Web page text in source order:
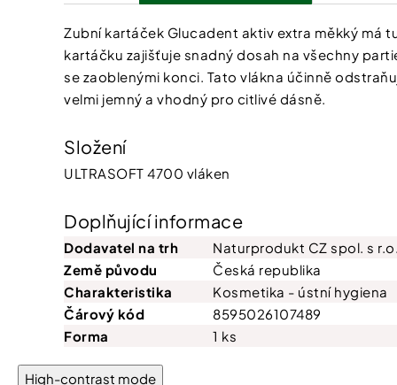
Zubní kartáček Glucadent aktiv extra měkký má
kartáčku zajišťuje snadný dosah na všechny
se zaoblenými konci. Tato vlákna účinně
velmi jemný a vhodný pro citlivé dásně.
Složení
ULTRASOFT 4700 vláken
Doplňující informace
Dodavatel na trh
Naturprodukt CZ spol. s r.o.
Země původu
Česká republika
Charakteristika
Kosmetika - ústní hygiena
Čárový kód
8595026107489
Forma
1 ks
High-contrast mode